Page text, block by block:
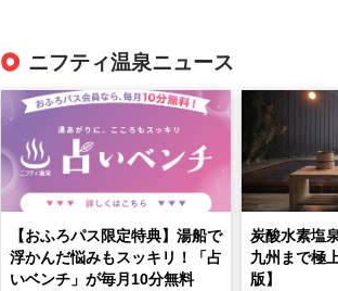
ニフティ温泉ニュース
【おふろパス限定特典】湯船で
浮かんだ悩みもスッキリ！「占
いベンチ」が毎月10分無料
炭酸水素塩
九州まで極
版】